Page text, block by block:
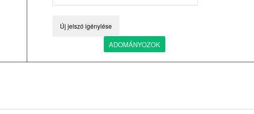
ADOMÁNYOZOK
Új jelszó igénylése